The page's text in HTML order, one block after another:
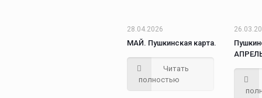
28.04.2026
МАЙ. Пушкинская карта.
Читать
полностью